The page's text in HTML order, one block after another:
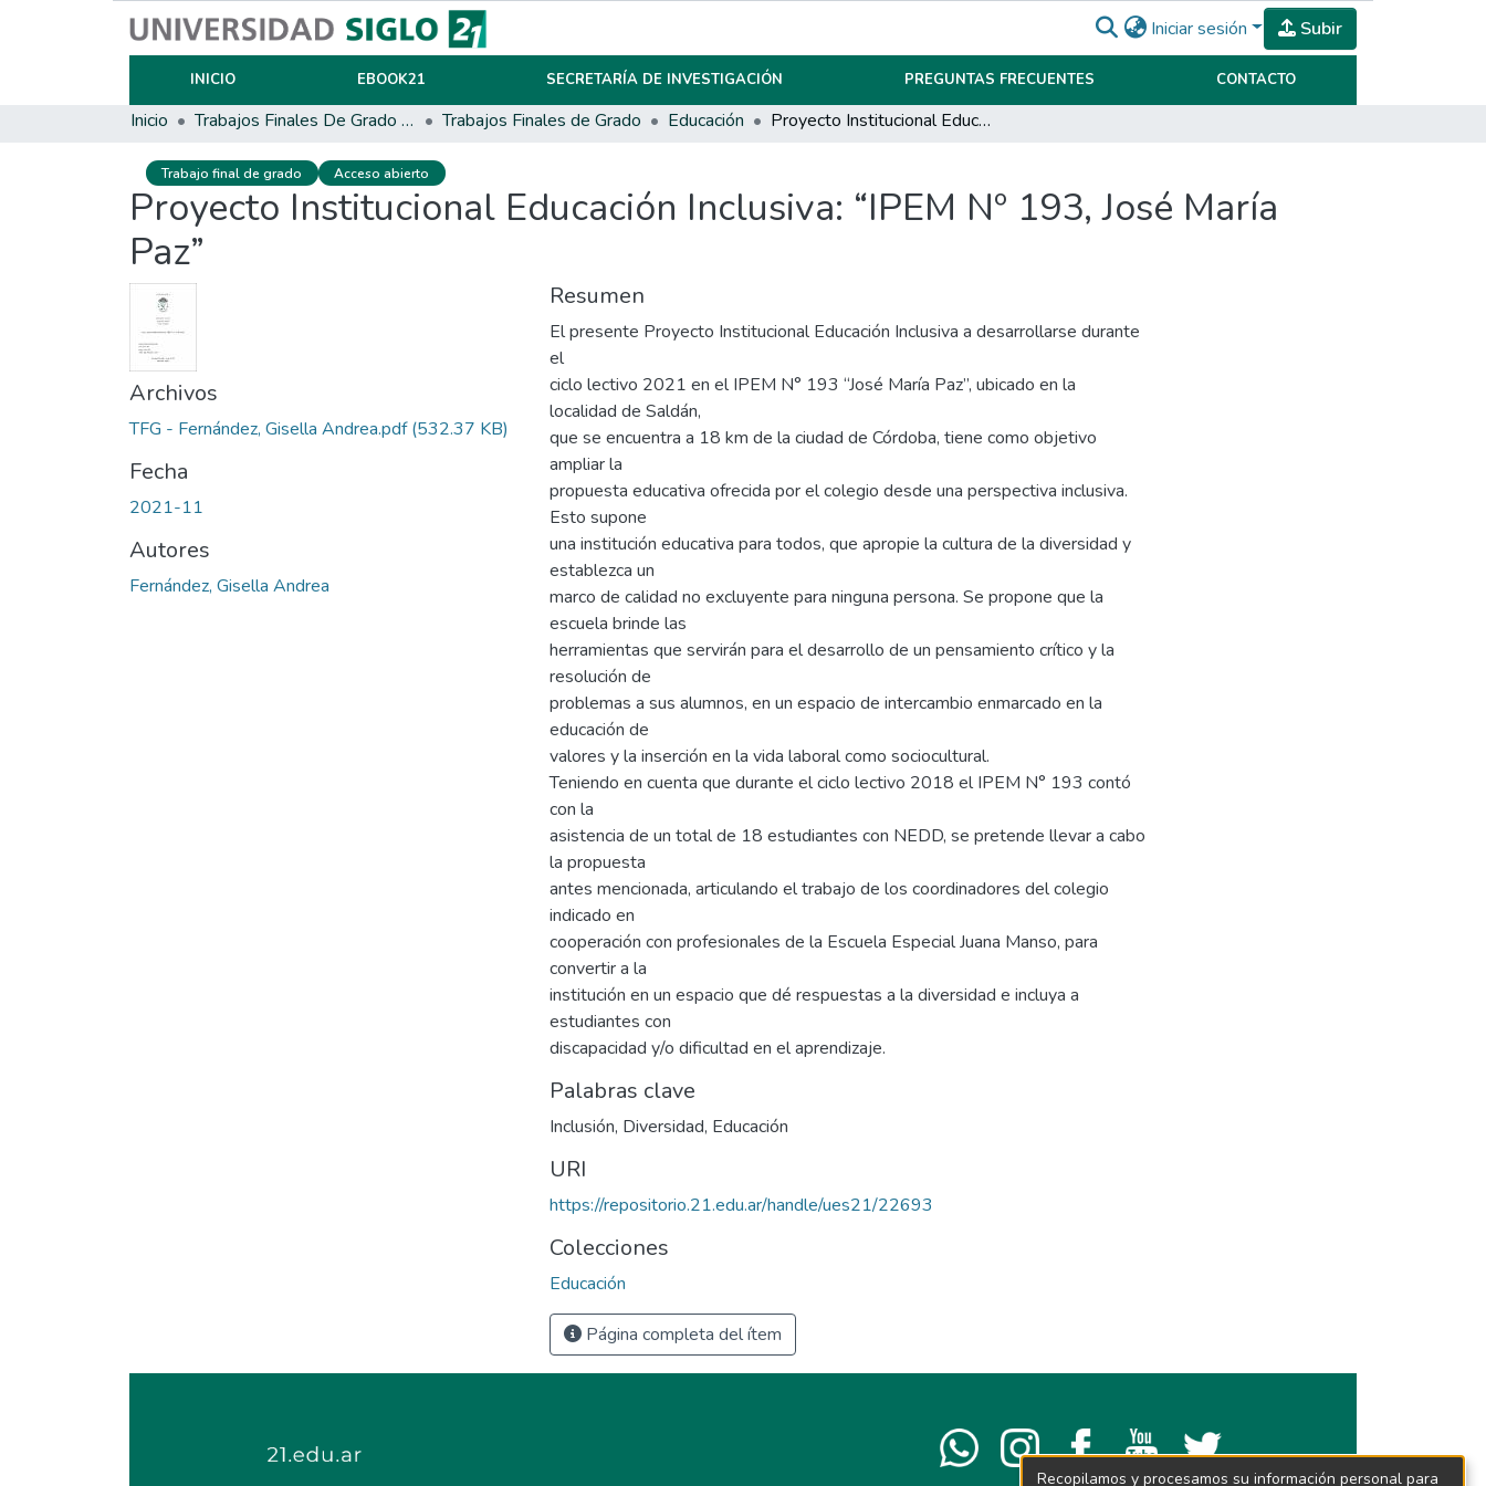
Iniciar sesión Subir
INICIO EBOOK21 SECRETARÍA DE INVESTIGACIÓN PREGUNTAS FRECUENTES CONTACTO
Inicio Trabajos Finales De Grado Y Posgrado Trabajos Finales de Grado Educación Proyecto Institucional Educación Inclusiva: “IPEM Nº 193, José María Paz”
Trabajo final de grado Acceso abierto
Proyecto Institucional Educación Inclusiva: “IPEM Nº 193, José María
Paz”
Archivos
TFG - Fernández, Gisella Andrea.pdf(532.37 KB)
Fecha
2021-11
Autores
Fernández, Gisella Andrea
Resumen
El presente Proyecto Institucional Educación Inclusiva a desarrollarse durante
el
ciclo lectivo 2021 en el IPEM N° 193 “José María Paz”, ubicado en la
localidad de Saldán,
que se encuentra a 18 km de la ciudad de Córdoba, tiene como objetivo
ampliar la
propuesta educativa ofrecida por el colegio desde una perspectiva inclusiva.
Esto supone
una institución educativa para todos, que apropie la cultura de la diversidad y
establezca un
marco de calidad no excluyente para ninguna persona. Se propone que la
escuela brinde las
herramientas que servirán para el desarrollo de un pensamiento crítico y la
resolución de
problemas a sus alumnos, en un espacio de intercambio enmarcado en la
educación de
valores y la inserción en la vida laboral como sociocultural.
Teniendo en cuenta que durante el ciclo lectivo 2018 el IPEM N° 193 contó
con la
asistencia de un total de 18 estudiantes con NEDD, se pretende llevar a cabo
la propuesta
antes mencionada, articulando el trabajo de los coordinadores del colegio
indicado en
cooperación con profesionales de la Escuela Especial Juana Manso, para
convertir a la
institución en un espacio que dé respuestas a la diversidad e incluya a
estudiantes con
discapacidad y/o dificultad en el aprendizaje.
Palabras clave
Inclusión, Diversidad, Educación
URI
https://repositorio.21.edu.ar/handle/ues21/22693
Colecciones
Educación
Página completa del ítem
Recopilamos y procesamos su información personal para